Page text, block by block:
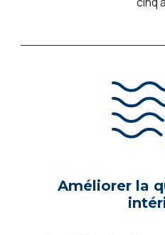
Améliorer la